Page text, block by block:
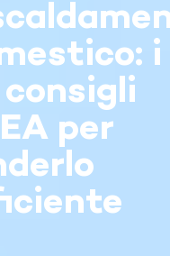
i
per